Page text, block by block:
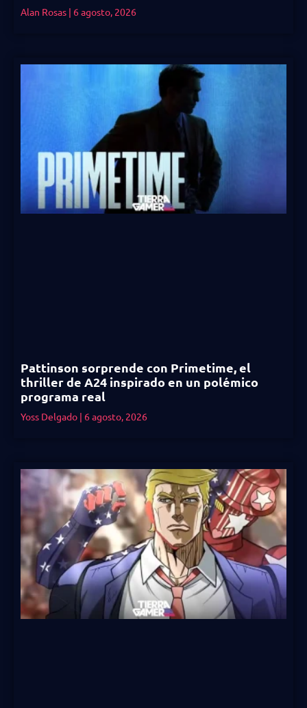
Alan Rosas 6 agosto, 2026
Pattinson sorprende con Primetime, el
thriller de A24 inspirado en un polémico
programa real
Yoss Delgado 6 agosto, 2026